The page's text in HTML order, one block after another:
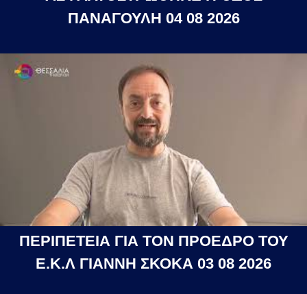
ΠΑΝΑΓΟΥΛΗ 04 08 2026
ΠΕΡΙΠΕΤΕΙΑ ΓΙΑ ΤΟΝ ΠΡΟΕΔΡΟ ΤΟΥ
Ε.Κ.Λ ΓΙΑΝΝΗ ΣΚΟΚΑ 03 08 2026